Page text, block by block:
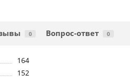
0 Вопрос-ответ 0
164
152